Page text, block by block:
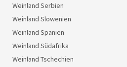
Weinland Serbien
Weinland Slowenien
Weinland Spanien
Weinland Südafrika
Weinland Tschechien